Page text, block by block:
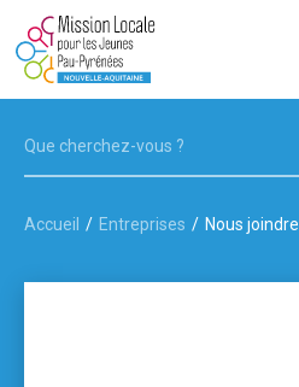
JEUNES
ENTREPRISES
LA MISSION LOCALE
Accueil Entreprises Nous joindre